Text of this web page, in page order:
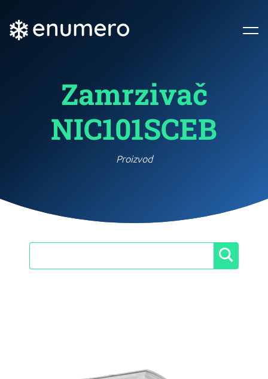
Zamrzivač
NIC101SCEB
Proizvod